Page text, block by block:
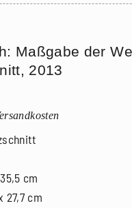
Maßgabe der
2013
cm
27,7 cm